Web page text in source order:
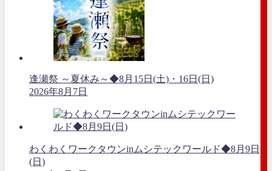
逢瀬祭 ～夏休み～◆8月15日(土)・16日(日)
2026年8月7日
わくわくワークタウンinムシテックワールド◆8月9日
(日)